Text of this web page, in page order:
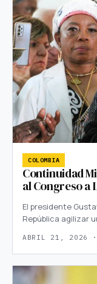
COLOMBIA
Continuidad
al Congreso a
El presidente
República agilizar
ABRIL 21, 2026 ·